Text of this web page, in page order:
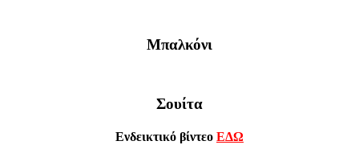
Μπαλκόνι
Σουίτα
Ενδεικτικό βίντεο ΕΔΩ